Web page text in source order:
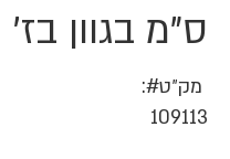
ס"מ בגוון בז'
מק״ט
109113